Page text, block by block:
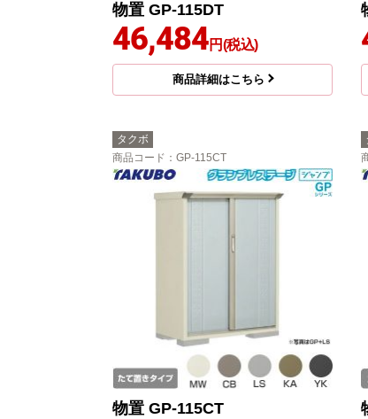
物置 GP-115DT
46,484円(税込)
商品詳細はこちら
タクボ
商品コード ：GP-115CT
物置 GP-115CT